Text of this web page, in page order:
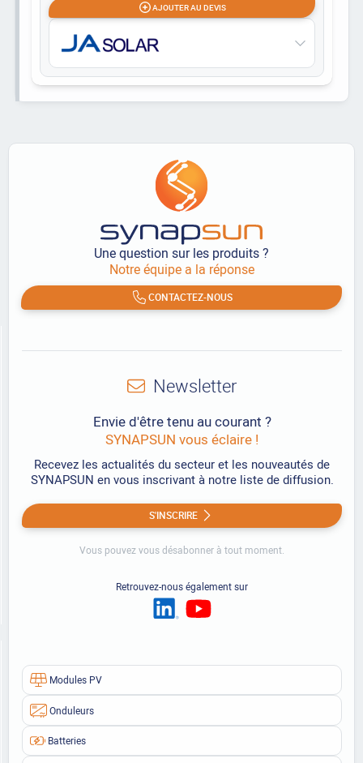
AJOUTER AU DEVIS
Une question sur les produits ?
Notre équipe a la réponse
CONTACTEZ-NOUS
Modules PV
Onduleurs
Batteries
Newsletter
Envie d'être tenu au courant ?
SYNAPSUN vous éclaire !
Recevez les actualités du secteur et les nouveautés de
SYNAPSUN en vous inscrivant à notre liste de diffusion.
S'INSCRIRE
Vous pouvez vous désabonner à tout moment.
Retrouvez-nous également sur